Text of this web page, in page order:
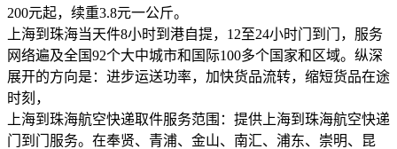
200元起，续重3.8元一公斤。
上海到珠海当天件8小时到港自提，12至24小时门到门，服务
网络遍及全国92个大中城市和国际100多个国家和区域。纵深
展开的方向是：进步运送功率，加快货品流转，缩短货品在途
时刻，
上海到珠海航空快递取件服务范围：提供上海到珠海航空快递
门到门服务。在奉贤、青浦、金山、南汇、浦东、崇明、昆